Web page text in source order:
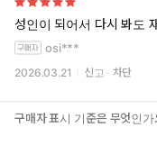
성인이 되어서 다시 봐도
osi***
2026.03.21 신고 차단
구매자 표시 기준은 무엇인가